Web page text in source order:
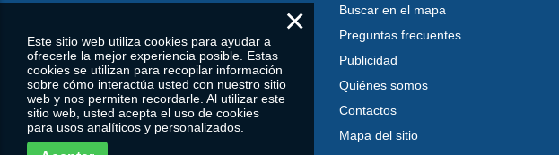
Buscar en el mapa
Preguntas frecuentes
Publicidad
Quiénes somos
Contactos
Mapa del sitio
×
Este sitio web utiliza cookies para ayudar a
ofrecerle la mejor experiencia posible. Estas
cookies se utilizan para recopilar información
sobre cómo interactúa usted con nuestro sitio
web y nos permiten recordarle. Al utilizar este
sitio web, usted acepta el uso de cookies
para usos analíticos y personalizados.